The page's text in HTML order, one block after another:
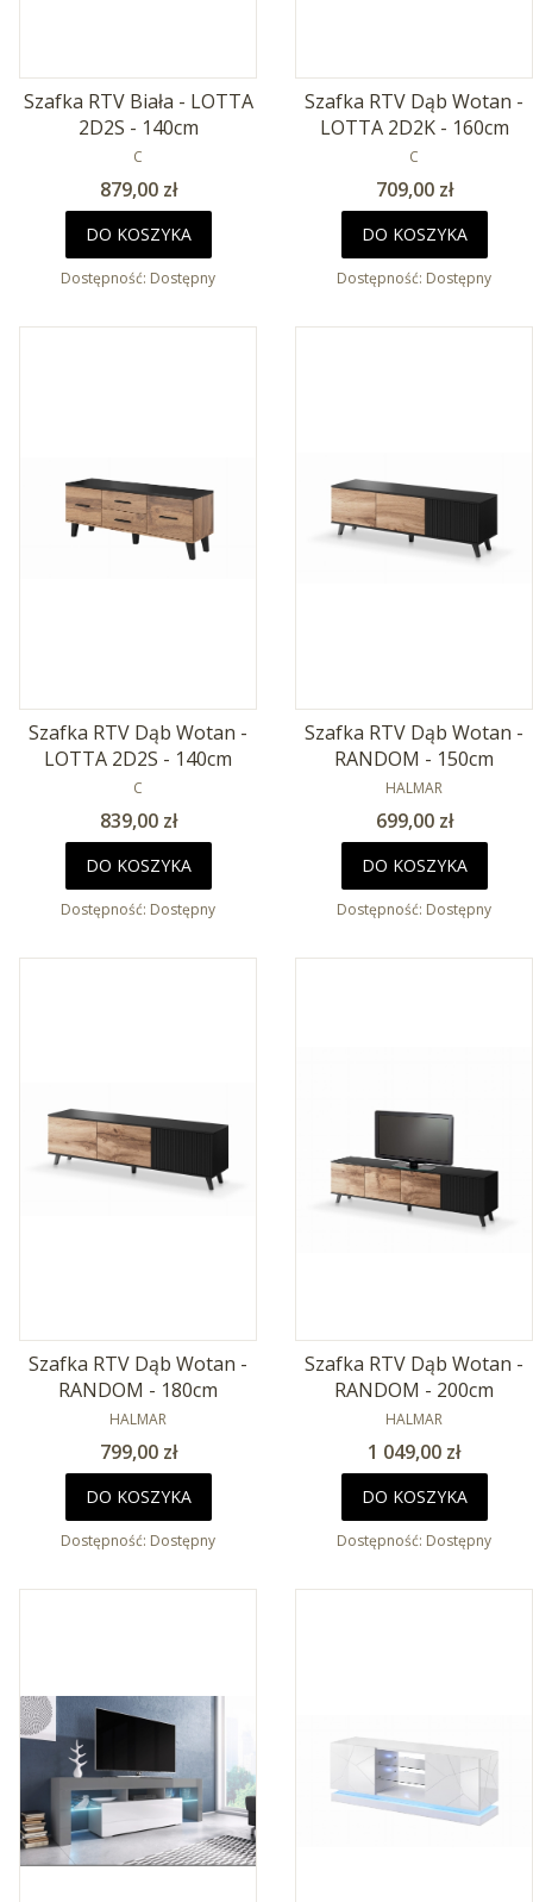
Szafka RTV Biała - LOTTA
2D2S - 140cm
PRODUCENT
C
Cena
879,00 zł
DO KOSZYKA
Dostępność: Dostępny
Szafka RTV Dąb Wotan -
LOTTA 2D2K - 160cm
PRODUCENT
C
Cena
709,00 zł
DO KOSZYKA
Dostępność: Dostępny
Szafka RTV Dąb Wotan -
LOTTA 2D2S - 140cm
PRODUCENT
C
Cena
839,00 zł
DO KOSZYKA
Dostępność: Dostępny
Szafka RTV Dąb Wotan -
RANDOM - 150cm
PRODUCENT
HALMAR
Cena
699,00 zł
DO KOSZYKA
Dostępność: Dostępny
Szafka RTV Dąb Wotan -
RANDOM - 180cm
PRODUCENT
HALMAR
Cena
799,00 zł
DO KOSZYKA
Dostępność: Dostępny
Szafka RTV Dąb Wotan -
RANDOM - 200cm
PRODUCENT
HALMAR
Cena
1 049,00 zł
DO KOSZYKA
Dostępność: Dostępny